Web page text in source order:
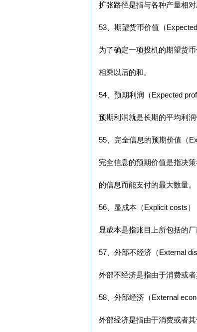
扩张路径是指与各种产量相
53、期望货币价值（
为了确定一项投机的期望货
相乘以后的和。
54、预期利润（Expected
预期利润就是长期的平均利
55、完全信息的预期价值（
完全信息的预期价值是指决
的信息而能支付的最大数量。
56、显成本（Explicit costs）
显成本是指账目上所包括的
57、外部不经济（External
外部不经济是指由于消费或
58、外部经济（External
外部经济是指由于消费或者